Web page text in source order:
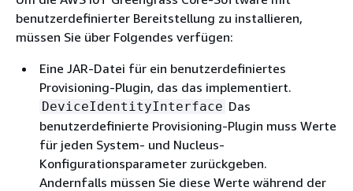
benutzerdefinierter Bereitstellung zu installieren,
müssen Sie über Folgendes verfügen:
Eine JAR-Datei für ein benutzerdefiniertes
Provisioning-Plugin, das das implementiert.
DeviceIdentityInterface Das
benutzerdefinierte Provisioning-Plugin muss Werte
für jeden System- und Nucleus-
Konfigurationsparameter zurückgeben.
Andernfalls müssen Sie diese Werte während der